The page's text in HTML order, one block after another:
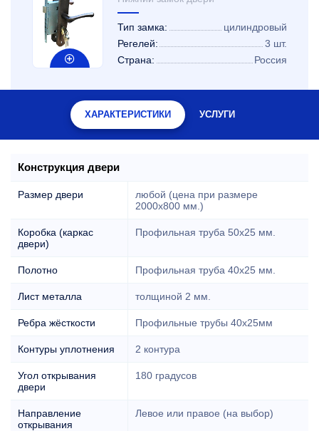
Тип замка:
цилиндровый
Регелей:
3 шт.
Страна:
Россия
ХАРАКТЕРИСТИКИ УСЛУГИ
Конструкция двери
Размер двери
любой (цена при размере
2000x800 мм.)
Коробка (каркас
двери)
Профильная труба 50х25 мм.
Полотно Профильная труба 40х25 мм.
Лист металла толщиной 2 мм.
Ребра жёсткости Профильные трубы 40х25мм
Контуры уплотнения 2 контура
Угол открывания
двери
180 градусов
Направление
открывания
Левое или правое (на выбор)